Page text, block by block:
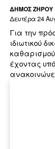
ΔΉΜΟΣ ΖΗΡΟΎ
Δευτέρα 24
Για την
ιδιωτικού
έχοντας